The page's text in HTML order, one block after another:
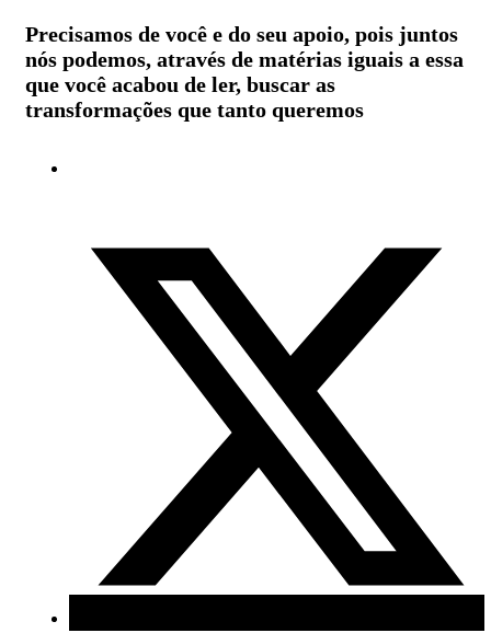
Precisamos de você e do seu apoio, pois juntos
nós podemos, através de matérias iguais a essa
que você acabou de ler, buscar as
transformações que tanto queremos